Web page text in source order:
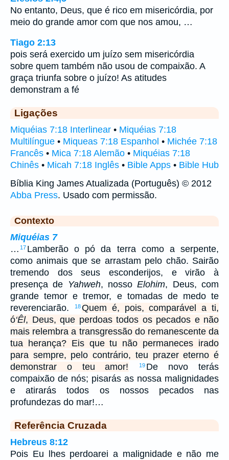
No entanto, Deus, que é rico em misericórdia, por
meio do grande amor com que nos amou, …
Tiago 2:13
pois será exercido um juízo sem misericórdia
sobre quem também não usou de compaixão. A
graça triunfa sobre o juízo! As atitudes
demonstram a fé
Ligações
Miquéias 7:18 Interlinear • Miquéias 7:18
Multilíngue • Miqueas 7:18 Espanhol • Michée 7:18
Francês • Mica 7:18 Alemão • Miquéias 7:18
Chinês • Micah 7:18 Inglês • Bible Apps • Bible Hub
Bíblia King James Atualizada (Português) © 2012
Abba Press. Usado com permissão.
Contexto
Miquéias 7
… 17 Lamberão o pó da terra como a serpente,
como animais que se arrastam pelo chão. Sairão
tremendo dos seus esconderijos, e virão à
presença de Yahweh, nossoElohim, Deus, com
grande temor e tremor, e tomadas de medo te
reverenciarão.
18Quem é, pois, comparável a ti,
ó‘Êl, Deus, que perdoas todos os pecados e não
mais relembra a transgressão do remanescente da
tua herança? Eis que tu não permaneces irado
para sempre, pelo contrário, teu prazer eterno é
demonstrar o teu amor!
19 De novo terás
compaixão de nós; pisarás as nossa malignidades
e atirarás todos os nossos pecados nas
profundezas do mar!…
Referência Cruzada
Hebreus 8:12
Pois Eu lhes perdoarei a malignidade e não me